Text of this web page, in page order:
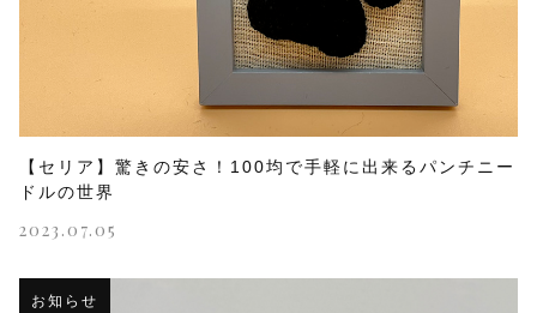
【セリア】驚きの安さ！100均で手軽に出来るパンチニー
ドルの世界
2023.07.05
お知らせ